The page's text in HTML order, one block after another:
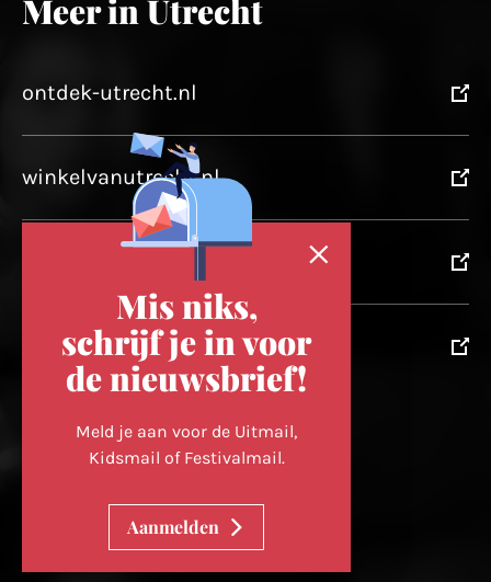
Meer in Utrecht
ontdek-utrecht.nl
winkelvanutrecht.nl
utrechtpartners.nl
Volg ons op
Mis niks,
schrijf je in voor
de nieuwsbrief!
Meld je aan voor de Uitmail,
Kidsmail of Festivalmail.
Aanmelden